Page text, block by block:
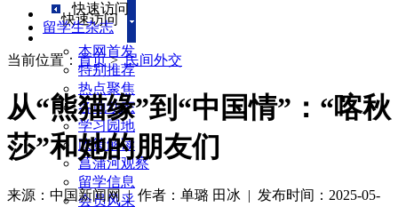
快速访问
本网首发
特别推荐
热点聚焦
各地动态
学习园地
政策解读
菖蒲河观察
留学信息
会员风采
快速访问
留学生杂志
当前位置： 首页>民间外交
从“熊猫缘”到“中国情”：“喀秋
莎”和她的朋友们
来源：中国新闻网 | 作者：单璐 田冰 | 发布时间：2025-05-